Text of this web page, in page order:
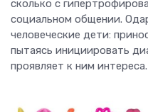
сколько с
социальном общении.
человеческие дети:
пытаясь инициировать
проявляет к ним интереса.